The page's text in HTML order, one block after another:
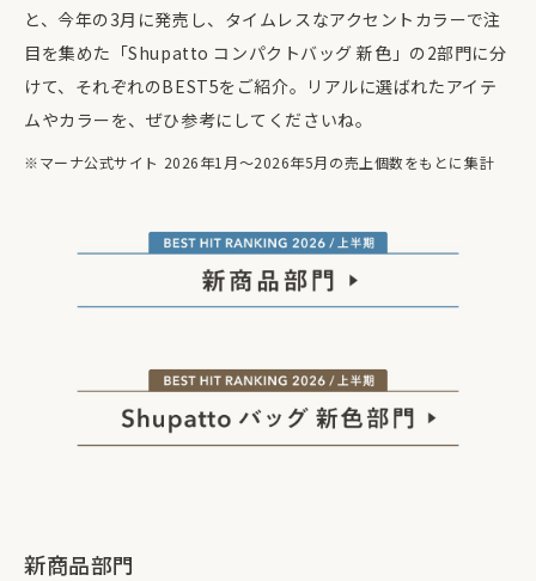
と、今年の3月に発売し、タイムレスなアクセントカラーで注
目を集めた「Shupatto コンパクトバッグ 新色」の2部門に分
けて、それぞれのBEST5をご紹介。リアルに選ばれたアイテ
ムやカラーを、ぜひ参考にしてくださいね。
※マーナ公式サイト 2026年1月～2026年5月の売上個数をもとに集計
新商品部門